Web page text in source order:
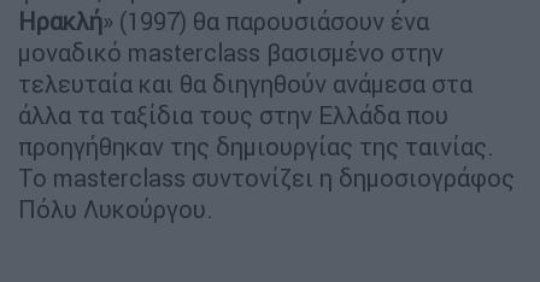
Ηρακλή» (1997) θα παρουσιάσουν ένα
μοναδικό masterclass βασισμένο στην
τελευταία και θα διηγηθούν ανάμεσα στα
άλλα τα ταξίδια τους στην Ελλάδα που
προηγήθηκαν της δημιουργίας της ταινίας.
Το masterclass συντονίζει η δημοσιογράφος
Πόλυ Λυκούργου.